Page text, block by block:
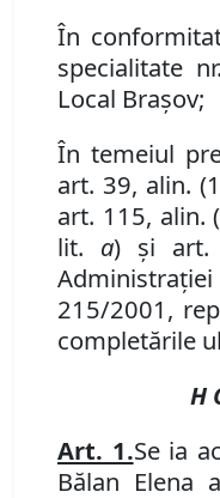
În
specialitate nr.
Local Braşov;
În temeiul
art. 39, alin.
art. 115, alin.
lit. a) şi art.
215/2001,
completările
H
Art. 1.Se ia
Bălan Elena